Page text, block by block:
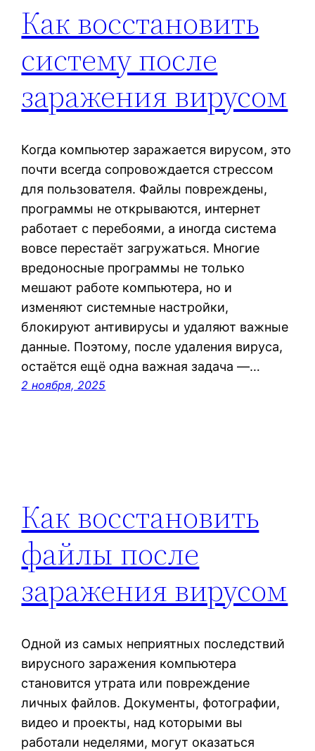
Как восстановить
систему после
заражения вирусом
Когда компьютер заражается вирусом, это
почти всегда сопровождается стрессом
для пользователя. Файлы повреждены,
программы не открываются, интернет
работает с перебоями, а иногда система
вовсе перестаёт загружаться. Многие
вредоносные программы не только
мешают работе компьютера, но и
изменяют системные настройки,
блокируют антивирусы и удаляют важные
данные. Поэтому, после удаления вируса,
остаётся ещё одна важная задача —…
2 ноября, 2025
Как восстановить
файлы после
заражения вирусом
Одной из самых неприятных последствий
вирусного заражения компьютера
становится утрата или повреждение
личных файлов. Документы, фотографии,
видео и проекты, над которыми вы
работали неделями, могут оказаться